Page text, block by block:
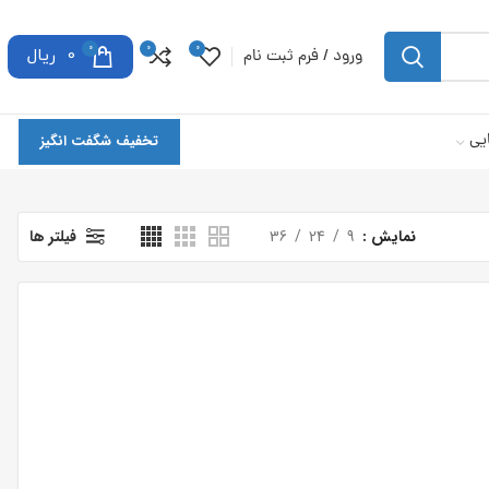
ورود / فرم ثبت نام 0
0
0
0 ریال
تخفیف شگفت انگیز
نمایش 9
24
36 فیلتر ها